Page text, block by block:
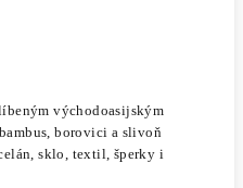
východoasijským
borovici a slivoň
sklo, textil, šperky i